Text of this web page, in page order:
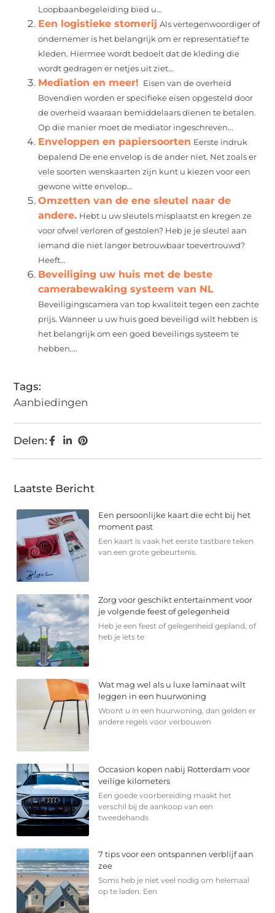
Loopbaanbegeleiding bied u...
Een logistieke stomerij Als vertegenwoordiger of
ondernemer is het belangrijk om er representatief te
kleden. Hiermee wordt bedoelt dat de kleding die
wordt gedragen er netjes uit ziet...
Mediation en meer! Eisen van de overheid
Bovendien worden er specifieke eisen opgesteld door
de overheid waaraan bemiddelaars dienen te betalen.
Op die manier moet de mediator ingeschreven...
Enveloppen en papiersoorten Eerste indruk
bepalend De ene envelop is de ander niet. Net zoals er
vele soorten wenskaarten zijn kunt u kiezen voor een
gewone witte envelop...
Omzetten van de ene sleutel naar de
andere. Hebt u uw sleutels misplaatst en kregen ze
voor ofwel verloren of gestolen? Heb je je sleutel aan
iemand die niet langer betrouwbaar toevertrouwd?
Heeft...
Beveiliging uw huis met de beste
camerabewaking systeem van NL
Beveiligingscamera van top kwaliteit tegen een zachte
prijs. Wanneer u uw huis goed beveiligd wilt hebben is
het belangrijk om een goed beveilings systeem te
hebben....
Tags:
Aanbiedingen
Delen:
Laatste Bericht
Een persoonlijke kaart die echt bij het
moment past
Een kaart is vaak het eerste tastbare teken
van een grote gebeurtenis.
Zorg voor geschikt entertainment voor
je volgende feest of gelegenheid
Heb je een feest of gelegenheid gepland, of
heb je iets te
Wat mag wel als u luxe laminaat wilt
leggen in een huurwoning
Woont u in een huurwoning, dan gelden er
andere regels voor verbouwen
Occasion kopen nabij Rotterdam voor
veilige kilometers
Een goede voorbereiding maakt het
verschil bij de aankoop van een
tweedehands
7 tips voor een ontspannen verblijf aan
zee
Soms heb je niet veel nodig om helemaal
op te laden. Een